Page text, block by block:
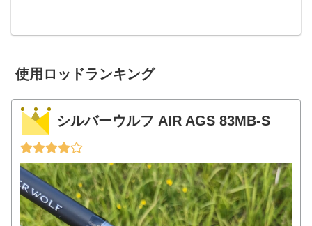
買えるんじゃない...
使用ロッドランキング
シルバーウルフ AIR AGS 83MB-S